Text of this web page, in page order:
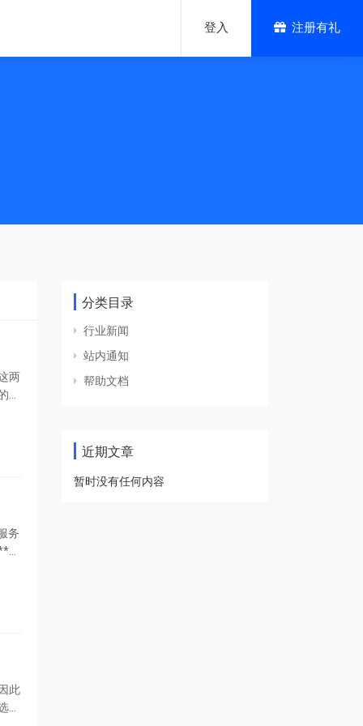
移动APP解决方案
登入 注册有礼
两
特
务
。
此
择
分类目录
行业新闻
站内通知
帮助文档
近期文章
暂时没有任何内容